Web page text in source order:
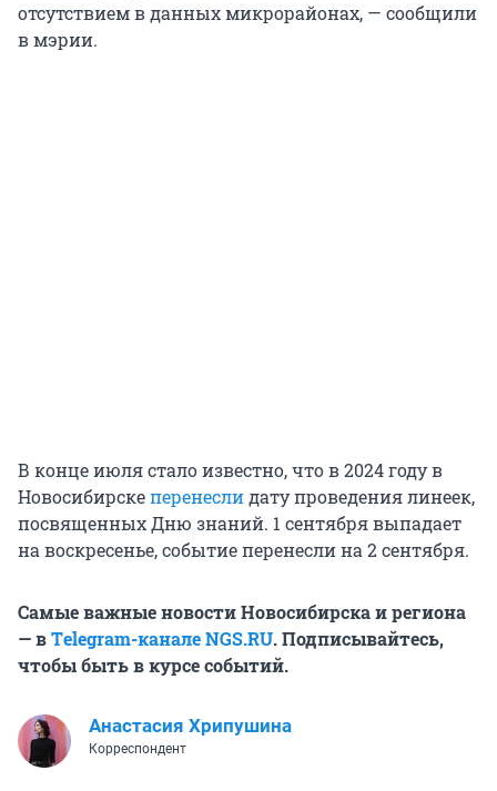
отсутствием в данных микрорайонах, — сообщили
в мэрии.
В конце июля стало известно, что в 2024 году в
Новосибирскеперенеслидату проведения линеек,
посвященных Дню знаний. 1 сентября выпадает
на воскресенье, событие перенесли на 2 сентября.
Самые важные новости Новосибирска и региона
— вТelegram-каналеNGS.RU. Подписывайтесь,
чтобы быть в курсе событий.
Анастасия Хрипушина
Корреспондент